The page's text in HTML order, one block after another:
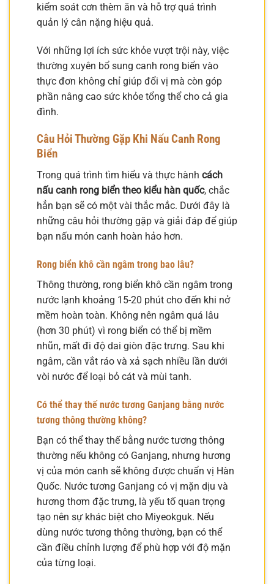
kiểm soát cơn thèm ăn và hỗ trợ quá trình
quản lý cân nặng hiệu quả.
Với những lợi ích sức khỏe vượt trội này, việc
thường xuyên bổ sung canh rong biển vào
thực đơn không chỉ giúp đổi vị mà còn góp
phần nâng cao sức khỏe tổng thể cho cả gia
đình.
Câu Hỏi Thường Gặp Khi Nấu Canh Rong
Biển
Trong quá trình tìm hiểu và thực hành cách
nấu canh rong biển theo kiểu hàn quốc, chắc
hẳn bạn sẽ có một vài thắc mắc. Dưới đây là
những câu hỏi thường gặp và giải đáp để giúp
bạn nấu món canh hoàn hảo hơn.
Rong biển khô cần ngâm trong bao lâu?
Thông thường, rong biển khô cần ngâm trong
nước lạnh khoảng 15-20 phút cho đến khi nở
mềm hoàn toàn. Không nên ngâm quá lâu
(hơn 30 phút) vì rong biển có thể bị mềm
nhũn, mất đi độ dai giòn đặc trưng. Sau khi
ngâm, cần vắt ráo và xả sạch nhiều lần dưới
vòi nước để loại bỏ cát và mùi tanh.
Có thể thay thế nước tương Ganjang bằng nước
tương thông thường không?
Bạn có thể thay thế bằng nước tương thông
thường nếu không có Ganjang, nhưng hương
vị của món canh sẽ không được chuẩn vị Hàn
Quốc. Nước tương Ganjang có vị mặn dịu và
hương thơm đặc trưng, là yếu tố quan trọng
tạo nên sự khác biệt cho Miyeokguk. Nếu
dùng nước tương thông thường, bạn có thể
cần điều chỉnh lượng để phù hợp với độ mặn
của từng loại.